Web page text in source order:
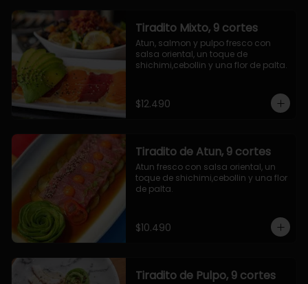
Tiradito Mixto, 9 cortes
Atun, salmon y pulpo fresco con
salsa oriental, un toque de
shichimi,cebollin y una flor de palta.
$12.490
Tiradito de Atun, 9 cortes
Atun fresco con salsa oriental, un
toque de shichimi,cebollin y una flor
de palta.
$10.490
Tiradito de Pulpo, 9 cortes